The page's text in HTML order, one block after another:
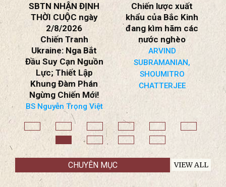
SBTN NHẬN ĐỊNH
THỜI CUỘC ngày
2/8/2026
Chiến Tranh
Ukraine: Nga Bắt
Đầu Suy Cạn Nguồn
Lực; Thiết Lập
Khung Đàm Phán
Ngừng Chiến Mới!
BS Nguyễn Trọng Việt
Chiến lược xuất
khẩu của Bắc Kinh
đang kìm hãm các
nước nghèo
ARVIND
SUBRAMANIAN,
SHOUMITRO
CHATTERJEE
CHUYÊN MỤC VIEW ALL